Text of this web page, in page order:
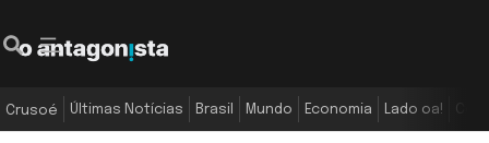
Crusoé Últimas Notícias Brasil Mundo Economia Lado oa!